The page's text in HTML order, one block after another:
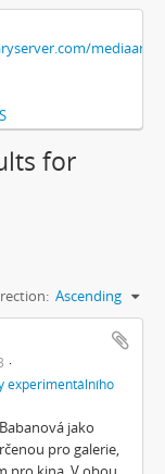
mediaart/
for
Ascending
experimentálního
jako
pro galerie,